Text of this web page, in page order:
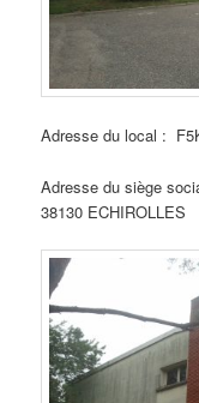
Adresse du local :
Adresse du siège
38130 ECHIROLLES